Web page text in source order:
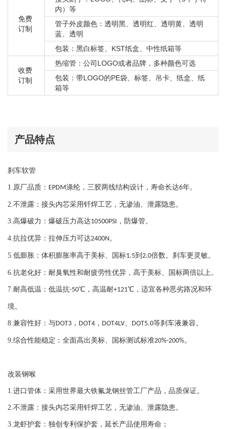
免费
订制
内）等
管子外皮颜色：透明黑、透明红、透明黄、透明
蓝、透明
包装：黑白标签、KST纸盒、中性纸箱等
收费
订制
热缩管：公司LOGO或者品牌，多种颜色可选
包装：带LOGO的PE袋、标签、吊卡、纸盒、纸
箱等
产品特点
刹车软管
1.原厂品质： EPDM涤纶，三胶两线结构设计，寿命长达6年。
2.不泄露：接头内芯采用钎焊工艺， 无渗油、泄露隐患。
3.高爆破力：爆破压力高达10500PSI ，防爆管。
4.抗拉优异：拉伸压力可达2400N。
5.低膨胀：体积膨胀率高于美标、国标1.5到 2.0倍数。刹车更灵敏。
6.抗老化好：耐臭氧性和耐疲劳性优异，高于美标、国标两倍以上。
7.耐高低温：低温抗-50℃，高温耐+121℃，适宜各种恶劣路况和环
境。
8.兼容性好：与DOT3 ， DOT4 ， DOT4LV、 DOT5.0等刹车液兼容。
9.综合性能稳定：全面高出美标、国标测试标准20%-200%。
改装钢喉
1.进口管体：采用世界最大铁氟龙钢丝管工厂产品，品质保证。
2.不泄露：接头内芯采用钎焊工艺，无渗油、泄露隐患。
3.龙虾护套：独创专利保护套，延长产品使用寿命；